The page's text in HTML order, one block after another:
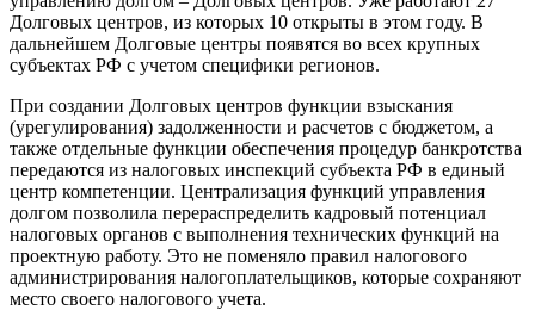
Долговых центров, из которых 10 открыты в этом году. В
дальнейшем Долговые центры появятся во всех крупных
субъектах РФ с учетом специфики регионов.
При создании Долговых центров функции взыскания
(урегулирования) задолженности и расчетов с бюджетом, а
также отдельные функции обеспечения процедур банкротства
передаются из налоговых инспекций субъекта РФ в единый
центр компетенции. Централизация функций управления
долгом позволила перераспределить кадровый потенциал
налоговых органов с выполнения технических функций на
проектную работу. Это не поменяло правил налогового
администрирования налогоплательщиков, которые сохраняют
место своего налогового учета.